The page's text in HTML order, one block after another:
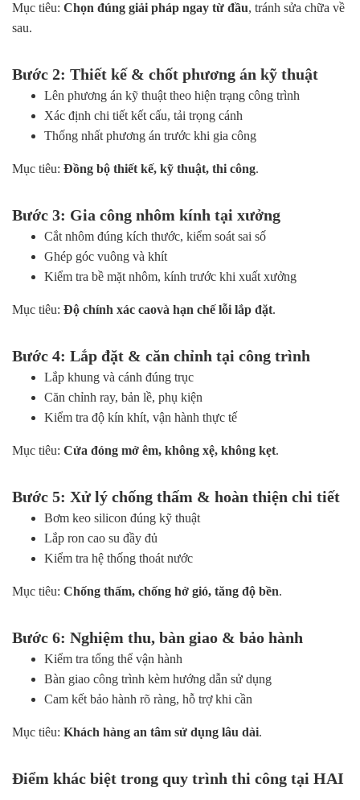
Mục tiêu: Chọn đúng giải pháp ngay từ đầu, tránh sửa chữa về
sau.
Bước 2: Thiết kế & chốt phương án kỹ thuật
Lên phương án kỹ thuật theo hiện trạng công trình
Xác định chi tiết kết cấu, tải trọng cánh
Thống nhất phương án trước khi gia công
Mục tiêu: Đồng bộ thiết kế, kỹ thuật, thi công.
Bước 3: Gia công nhôm kính tại xưởng
Cắt nhôm đúng kích thước, kiểm soát sai số
Ghép góc vuông và khít
Kiểm tra bề mặt nhôm, kính trước khi xuất xưởng
Mục tiêu: Độ chính xác caovà hạn chế lỗi lắp đặt.
Bước 4: Lắp đặt & căn chỉnh tại công trình
Lắp khung và cánh đúng trục
Căn chỉnh ray, bản lề, phụ kiện
Kiểm tra độ kín khít, vận hành thực tế
Mục tiêu: Cửa đóng mở êm, không xệ, không kẹt.
Bước 5: Xử lý chống thấm & hoàn thiện chi tiết
Bơm keo silicon đúng kỹ thuật
Lắp ron cao su đầy đủ
Kiểm tra hệ thống thoát nước
Mục tiêu: Chống thấm, chống hở gió, tăng độ bền.
Bước 6: Nghiệm thu, bàn giao & bảo hành
Kiểm tra tổng thể vận hành
Bàn giao công trình kèm hướng dẫn sử dụng
Cam kết bảo hành rõ ràng, hỗ trợ khi cần
Mục tiêu: Khách hàng an tâm sử dụng lâu dài.
Điểm khác biệt trong quy trình thi công tại HAI